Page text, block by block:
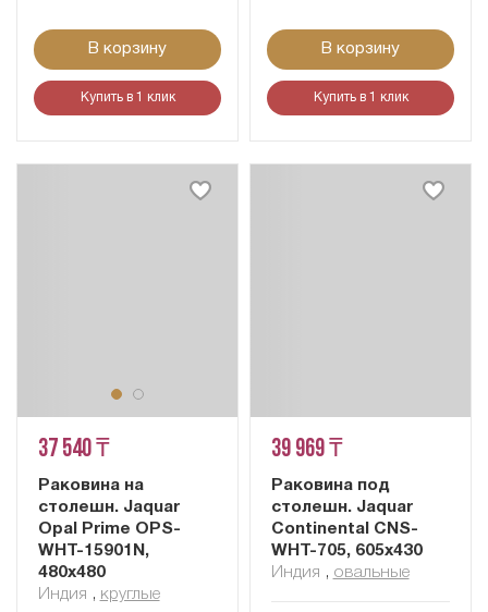
В корзину
Купить в 1 клик
В корзину
Купить в 1 клик
37 540 ₸
Раковина на
столешн. Jaquar
Opal Prime OPS-
WHT-15901N,
480х480
Индия , круглые
39 969 ₸
Раковина под
столешн. Jaquar
Continental CNS-
WHT-705, 605х430
Индия , овальные